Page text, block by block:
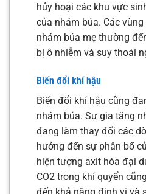
hủy hoại các khu vực
của nhám búa. Các
nhám búa mẹ thường
bị ô nhiễm và suy thoái
Biến đổi khí hậu
Biến đổi khí hậu cũng
nhám búa. Sự gia tăng
đang làm thay đổi các
hưởng đến sự phân bố
hiện tượng axit hóa đại
CO2 trong khí quyển